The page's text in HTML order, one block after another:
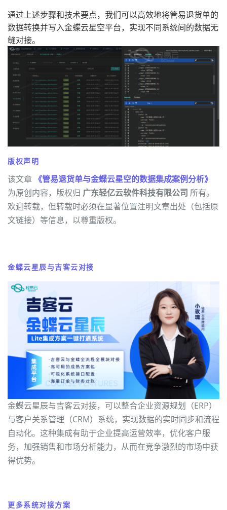
通过上述步骤和技术要点，我们可以高效地将管易退货单的
数据转换并写入金蝶云星空平台，实现不同系统间的数据无
缝对接。
版权声明
该文章 《管易退货单与金蝶云星空的数据集成案例分析》
为原创内容，版权归 广东轻亿云软件科技有限公司 所有。
欢迎转载，但转载时必须在显著位置注明文章出处（包括原
文链接）等信息，以尊重版权。
金蝶云星辰与吉客云对接
金蝶云星辰与吉客云对接，可以整合企业资源规划（ERP）
与客户关系管理（CRM）系统，实现数据的实时同步和流程
自动化。这种集成有助于企业提高运营效率，优化客户服
务，加强销售和市场分析能力，从而在竞争激烈的市场中获
得优势。
更多系统对接方案